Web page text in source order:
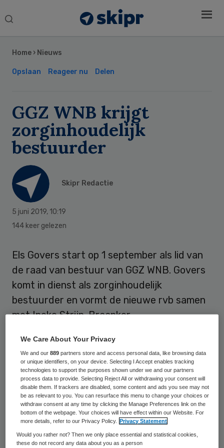
Search
Home › Nieuws
Opslaan Reageer nu Delen
GGZ WNB krijgt
zorginhoudelijk
bestuurder
Skipr Redactie
5 juni 2019, 10:19
144 keer gelezen
Els Govers start op 1 september als lid van
de raad van bestuur van GGZ WNB. Govers
komt in dienst als zorginhoudelijk
bestuurder en vormt de nieuwe rvb samen
met Ineke Strijp-Braanker.
Dat meldt GGZ Westelijk Noord-Brabant
(GGZ WNB) op 4 juni. Els Govers (1959) is
klinisch-psycholoog en jurist
gezondheidsrecht.
Tweehoofdig
GGZ WNB is een aanbieder van
Sidebar
We Care About Your Privacy
We and our889 partners store and access personal data, like browsing data
or unique identifiers, on your device. Selecting I Accept enables tracking
technologies to support the purposes shown under we and our partners
process data to provide. Selecting Reject All or withdrawing your consent will
disable them. If trackers are disabled, some content and ads you see may not
be as relevant to you. You can resurface this menu to change your choices or
withdraw consent at any time by clicking the Manage Preferences link on the
bottom of the webpage. Your choices will have effect within our Website. For
more details, refer to our Privacy Policy.
Privacy Statement
Would you rather not? Then we only place essential and statistical cookies,
these do not record any data about you as a person